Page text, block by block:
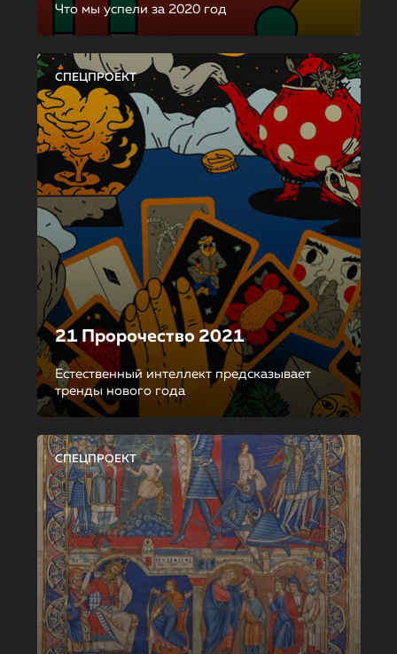
Что мы успели за 2020 год
СПЕЦПРОЕКТ
21 Пророчество 2021
Естественный интеллект предсказывает
тренды нового года
СПЕЦПРОЕКТ